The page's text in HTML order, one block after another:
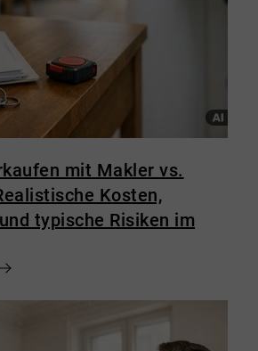
mit Makler vs.
Kosten,
typische Risiken im